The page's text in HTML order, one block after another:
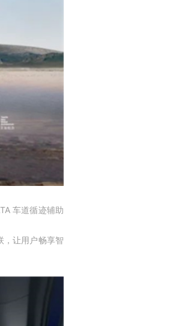
车道循迹辅助
，让用户畅享智